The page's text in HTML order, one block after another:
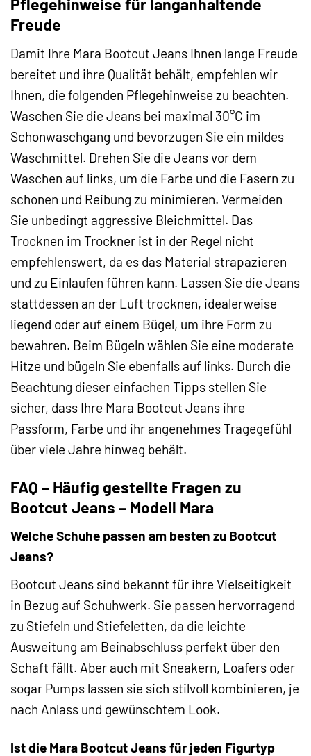
Pflegehinweise für langanhaltende
Freude
Damit Ihre Mara Bootcut Jeans Ihnen lange Freude
bereitet und ihre Qualität behält, empfehlen wir
Ihnen, die folgenden Pflegehinweise zu beachten.
Waschen Sie die Jeans bei maximal 30°C im
Schonwaschgang und bevorzugen Sie ein mildes
Waschmittel. Drehen Sie die Jeans vor dem
Waschen auf links, um die Farbe und die Fasern zu
schonen und Reibung zu minimieren. Vermeiden
Sie unbedingt aggressive Bleichmittel. Das
Trocknen im Trockner ist in der Regel nicht
empfehlenswert, da es das Material strapazieren
und zu Einlaufen führen kann. Lassen Sie die Jeans
stattdessen an der Luft trocknen, idealerweise
liegend oder auf einem Bügel, um ihre Form zu
bewahren. Beim Bügeln wählen Sie eine moderate
Hitze und bügeln Sie ebenfalls auf links. Durch die
Beachtung dieser einfachen Tipps stellen Sie
sicher, dass Ihre Mara Bootcut Jeans ihre
Passform, Farbe und ihr angenehmes Tragegefühl
über viele Jahre hinweg behält.
FAQ – Häufig gestellte Fragen zu
Bootcut Jeans – Modell Mara
Welche Schuhe passen am besten zu Bootcut
Jeans?
Bootcut Jeans sind bekannt für ihre Vielseitigkeit
in Bezug auf Schuhwerk. Sie passen hervorragend
zu Stiefeln und Stiefeletten, da die leichte
Ausweitung am Beinabschluss perfekt über den
Schaft fällt. Aber auch mit Sneakern, Loafers oder
sogar Pumps lassen sie sich stilvoll kombinieren, je
nach Anlass und gewünschtem Look.
Ist die Mara Bootcut Jeans für jeden Figurtyp